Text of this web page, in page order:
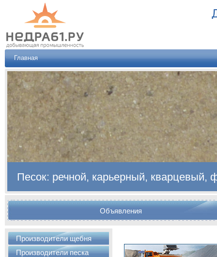
Главная
Песок: речной, карьерный, кварцевый,
Объявления
Производители щебня
Производители песка